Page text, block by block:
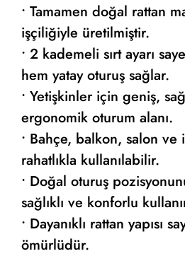
• Tamamen doğal rattan
işçiliğiyle üretilmiştir.
• 2 kademeli sırt ayarı
hem yatay oturuş sağlar.
• Yetişkinler için geniş,
ergonomik oturum alanı.
• Bahçe, balkon, salon ve
rahatlıkla kullanılabilir.
• Doğal oturuş
sağlıklı ve konforlu
• Dayanıklı rattan yapısı
ömürlüdür.